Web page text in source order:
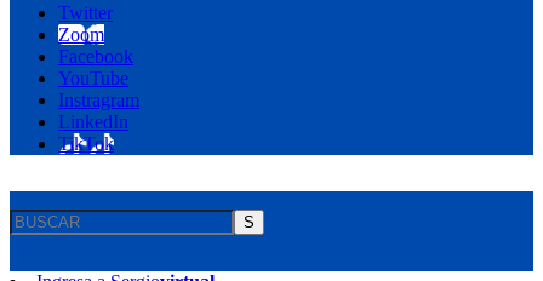
Twitter
Zoom
Facebook
YouTube
Instragram
LinkedIn
TikTok
S